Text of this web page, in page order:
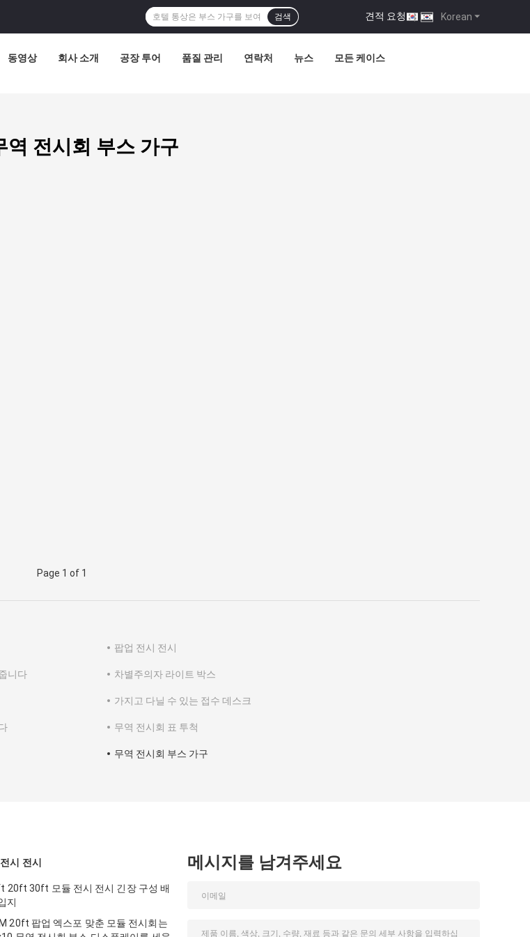
Korean
견적 요청 |
검색
동영상 회사 소개 공장 투어 품질 관리 연락처 뉴스 모든 케이스
역 전시회 부스 가구
Page 1 of 1
팝업 전시 전시
니다 차별주의자 라이트 박스
가지고 다닐 수 있는 접수 데스크
무역 전시회 표 투척
무역 전시회 부스 가구
시 전시
20ft 30ft 모듈 전시 전시 긴장 구성 배
지
20ft 팝업 엑스포 맞춘 모듈 전시회는
메시지를 남겨주세요